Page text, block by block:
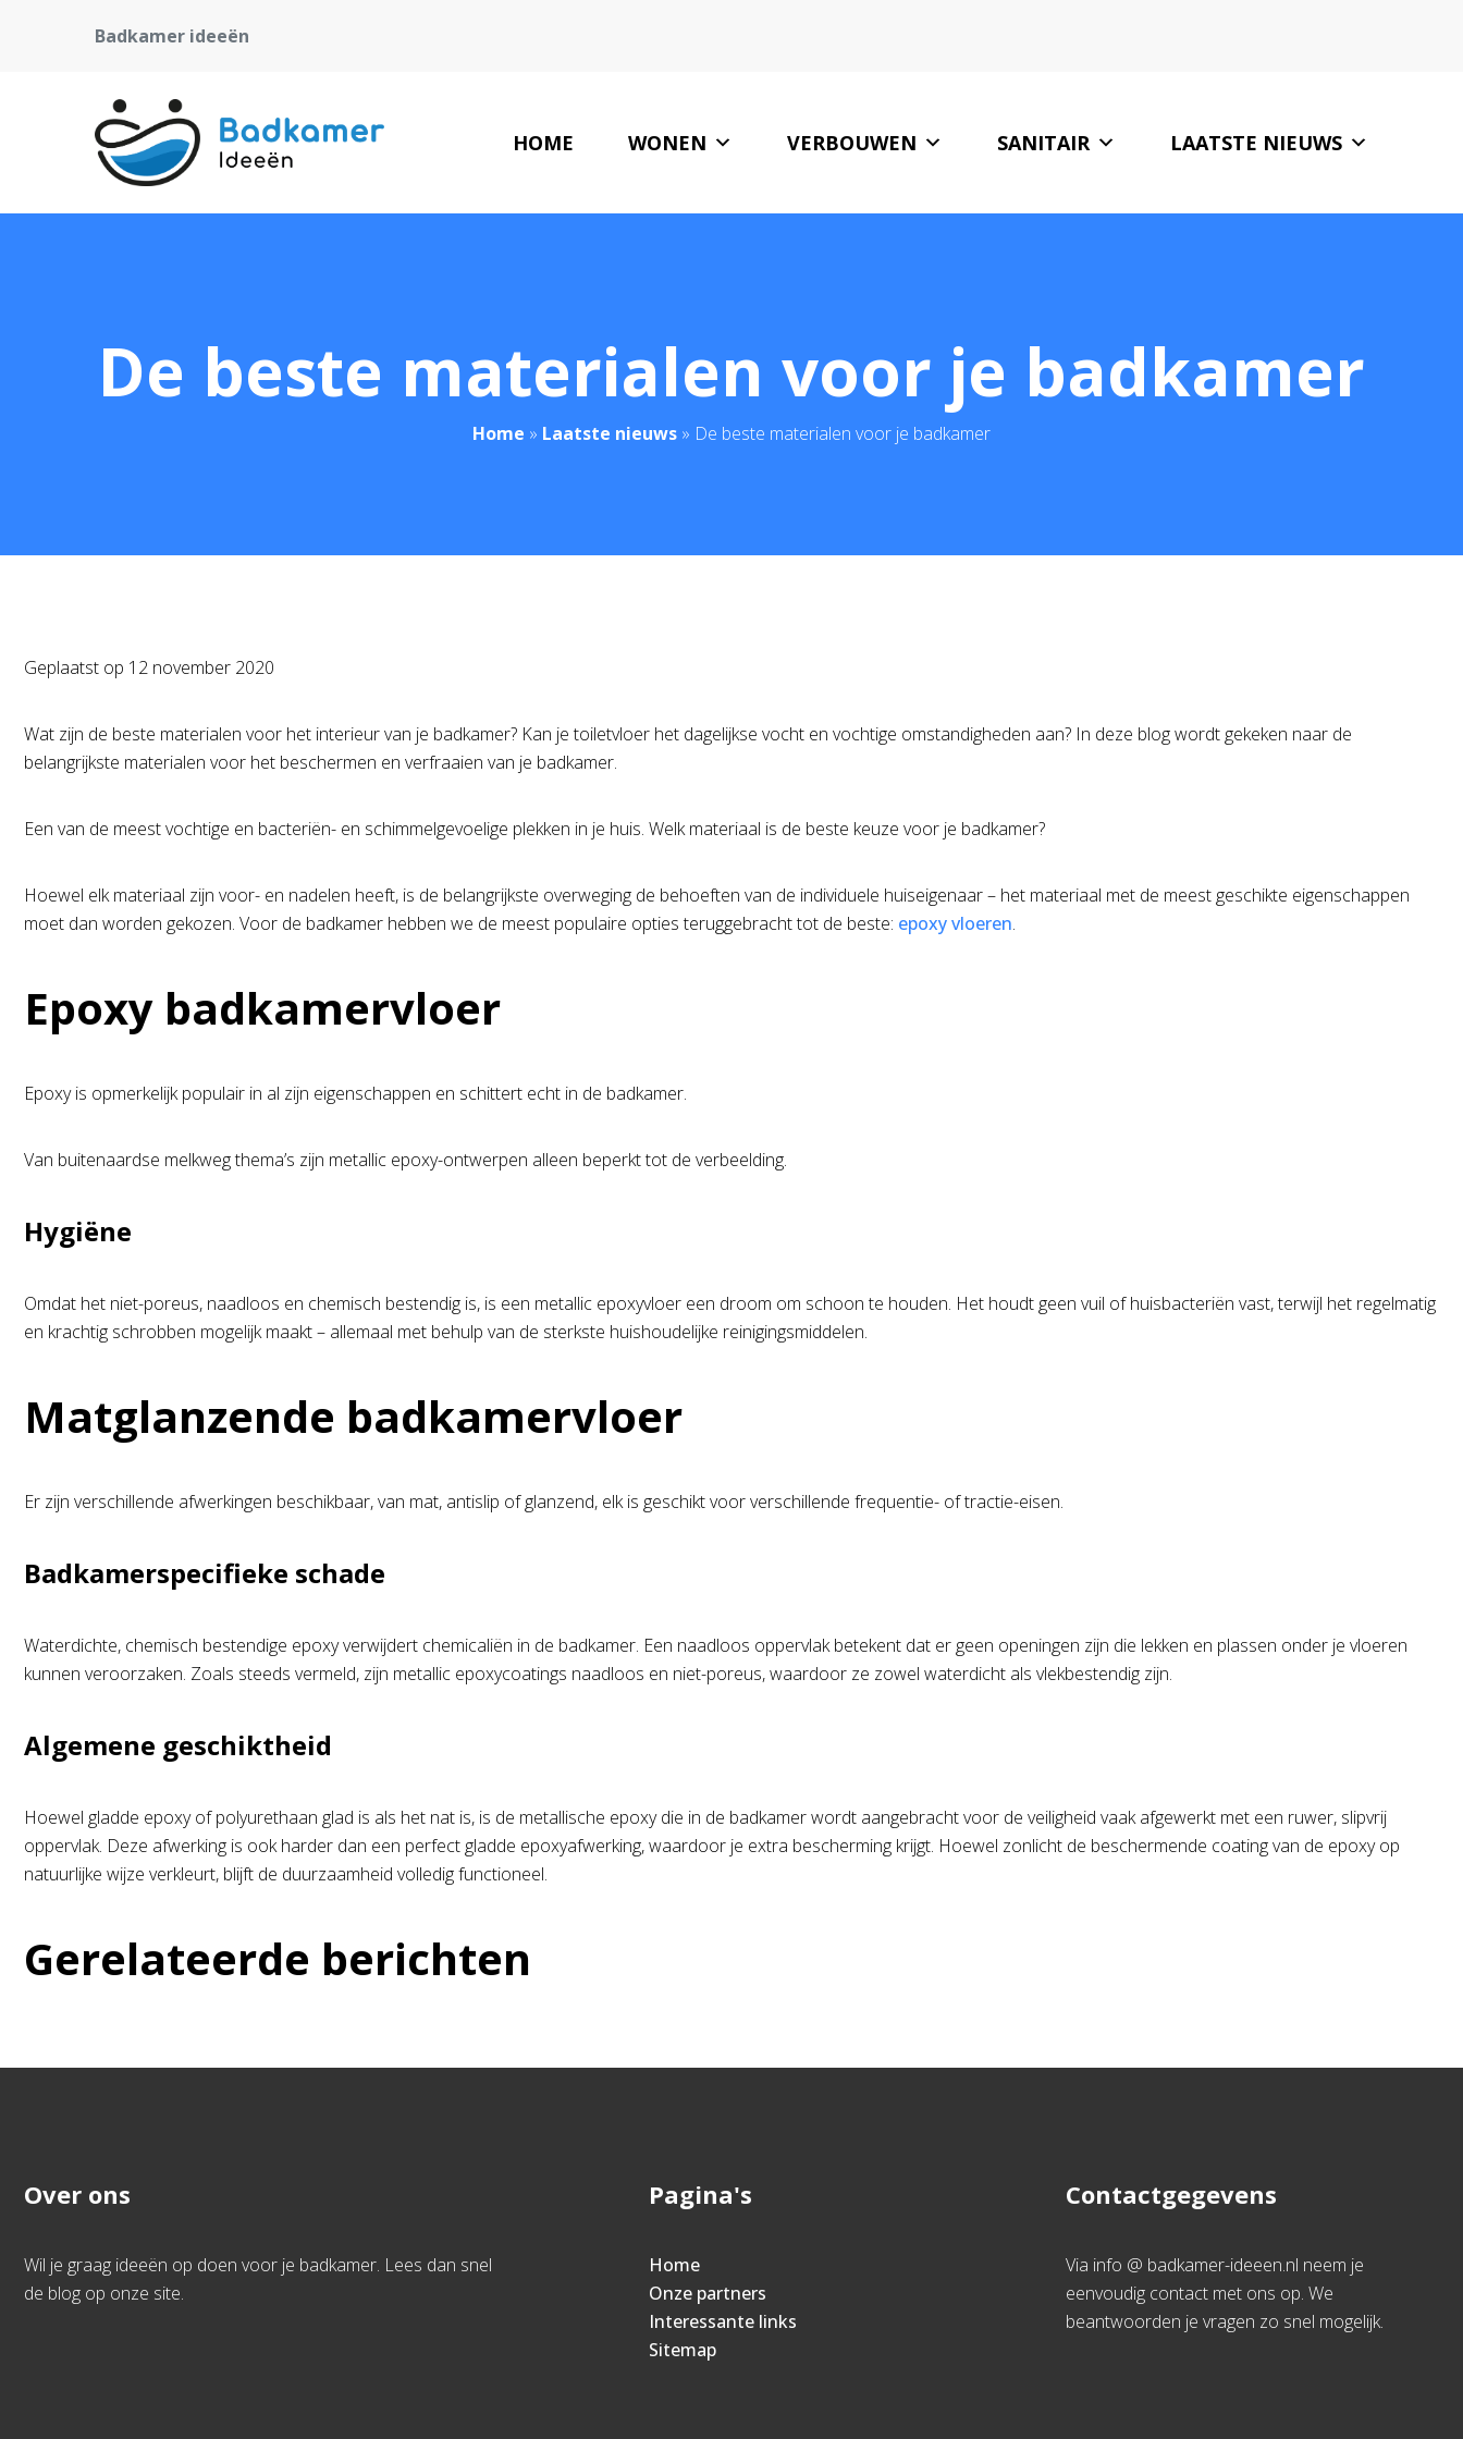
Badkamer ideeën
HOME WONEN VERBOUWEN SANITAIR LAATSTE NIEUWS
De beste materialen voor je badkamer
Home » Laatste nieuws » De beste materialen voor je badkamer
Geplaatst op 12 november 2020
Wat zijn de beste materialen voor het interieur van je badkamer? Kan je toiletvloer het dagelijkse vocht en vochtige omstandigheden aan? In deze blog wordt gekeken naar de
belangrijkste materialen voor het beschermen en verfraaien van je badkamer.
Een van de meest vochtige en bacteriën- en schimmelgevoelige plekken in je huis. Welk materiaal is de beste keuze voor je badkamer?
Hoewel elk materiaal zijn voor- en nadelen heeft, is de belangrijkste overweging de behoeften van de individuele huiseigenaar – het materiaal met de meest geschikte eigenschappen
moet dan worden gekozen. Voor de badkamer hebben we de meest populaire opties teruggebracht tot de beste: epoxy vloeren.
Epoxy badkamervloer
Epoxy is opmerkelijk populair in al zijn eigenschappen en schittert echt in de badkamer.
Van buitenaardse melkweg thema’s zijn metallic epoxy-ontwerpen alleen beperkt tot de verbeelding.
Hygiëne
Omdat het niet-poreus, naadloos en chemisch bestendig is, is een metallic epoxyvloer een droom om schoon te houden. Het houdt geen vuil of huisbacteriën vast, terwijl het regelmatig
en krachtig schrobben mogelijk maakt – allemaal met behulp van de sterkste huishoudelijke reinigingsmiddelen.
Matglanzende badkamervloer
Er zijn verschillende afwerkingen beschikbaar, van mat, antislip of glanzend, elk is geschikt voor verschillende frequentie- of tractie-eisen.
Badkamerspecifieke schade
Waterdichte, chemisch bestendige epoxy verwijdert chemicaliën in de badkamer. Een naadloos oppervlak betekent dat er geen openingen zijn die lekken en plassen onder je vloeren
kunnen veroorzaken. Zoals steeds vermeld, zijn metallic epoxycoatings naadloos en niet-poreus, waardoor ze zowel waterdicht als vlekbestendig zijn.
Algemene geschiktheid
Hoewel gladde epoxy of polyurethaan glad is als het nat is, is de metallische epoxy die in de badkamer wordt aangebracht voor de veiligheid vaak afgewerkt met een ruwer, slipvrij
oppervlak. Deze afwerking is ook harder dan een perfect gladde epoxyafwerking, waardoor je extra bescherming krijgt. Hoewel zonlicht de beschermende coating van de epoxy op
natuurlijke wijze verkleurt, blijft de duurzaamheid volledig functioneel.
Gerelateerde berichten
Over ons
Wil je graag ideeën op doen voor je badkamer. Lees dan snel
de blog op onze site.
Pagina's
Home
Onze partners
Interessante links
Sitemap
Contactgegevens
Via info @ badkamer-ideeen.nl neem je
eenvoudig contact met ons op. We
beantwoorden je vragen zo snel mogelijk.